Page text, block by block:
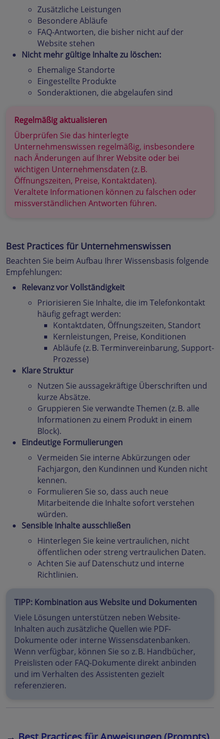
Zusätzliche Leistungen
Besondere Abläufe
FAQ-Antworten, die bisher nicht auf der
Website stehen
Nicht mehr gültige Inhalte zu löschen:
Ehemalige Standorte
Eingestellte Produkte
Sonderaktionen, die abgelaufen sind
Regelmäßig aktualisieren
Überprüfen Sie das hinterlegte
Unternehmenswissen regelmäßig, insbesondere
nach Änderungen auf Ihrer Website oder bei
wichtigen Unternehmensdaten (z. B.
Öffnungszeiten, Preise, Kontaktdaten).
Veraltete Informationen können zu falschen oder
missverständlichen Antworten führen.
Best Practices für Unternehmenswissen
Beachten Sie beim Aufbau Ihrer Wissensbasis folgende
Empfehlungen:
Relevanz vor Vollständigkeit
Priorisieren Sie Inhalte, die im Telefonkontakt
häufig gefragt werden:
Kontaktdaten, Öffnungszeiten, Standort
Kernleistungen, Preise, Konditionen
Abläufe (z. B. Terminvereinbarung, Support-
Prozesse)
Klare Struktur
Nutzen Sie aussagekräftige Überschriften und
kurze Absätze.
Gruppieren Sie verwandte Themen (z. B. alle
Informationen zu einem Produkt in einem
Block).
Eindeutige Formulierungen
Vermeiden Sie interne Abkürzungen oder
Fachjargon, den Kundinnen und Kunden nicht
kennen.
Formulieren Sie so, dass auch neue
Mitarbeitende die Inhalte sofort verstehen
würden.
Sensible Inhalte ausschließen
Hinterlegen Sie keine vertraulichen, nicht
öffentlichen oder streng vertraulichen Daten.
Achten Sie auf Datenschutz und interne
Richtlinien.
TIPP: Kombination aus Website und Dokumenten
Viele Lösungen unterstützen neben Website-
Inhalten auch zusätzliche Quellen wie PDF-
Dokumente oder interne Wissensdatenbanken.
Wenn verfügbar, können Sie so z. B. Handbücher,
Preislisten oder FAQ-Dokumente direkt anbinden
und im Verhalten des Assistenten gezielt
referenzieren.